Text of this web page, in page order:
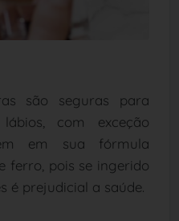
são seguras para
com exceção
em sua fórmula
ferro, pois se ingerido
é prejudicial a saúde.